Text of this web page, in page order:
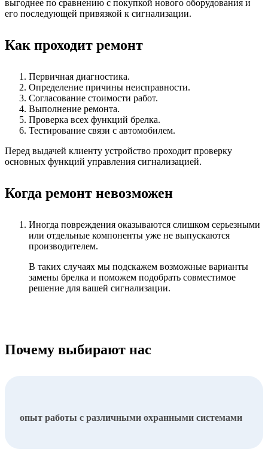
выгоднее по сравнению с покупкой нового оборудования и
его последующей привязкой к сигнализации.
Как проходит ремонт
Первичная диагностика.
Определение причины неисправности.
Согласование стоимости работ.
Выполнение ремонта.
Проверка всех функций брелка.
Тестирование связи с автомобилем.
Перед выдачей клиенту устройство проходит проверку
основных функций управления сигнализацией.
Когда ремонт невозможен
Иногда повреждения оказываются слишком серьезными
или отдельные компоненты уже не выпускаются
производителем.
В таких случаях мы подскажем возможные варианты
замены брелка и поможем подобрать совместимое
решение для вашей сигнализации.
Почему выбирают нас
опыт работы с различными охранными системами